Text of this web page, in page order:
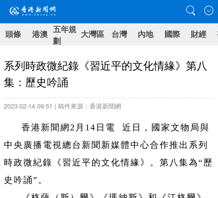
頭條 港澳 五年規
劃
大灣區 台灣 內地 國際 財經
系列時政微紀錄《習近平的文化情緣》第八
集：歷史吟誦
2023-02-14 09:51 | 稿件來源：香港新聞網
香港新聞網2月14日電 近日，國家文物局與
中央廣播電視總台新聞新媒體中心合作推出系列
時政微紀錄《習近平的文化情緣》。第八集為“歷
史吟誦”。